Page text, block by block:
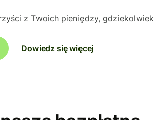
z Twoich pieniędzy, gdziekolwiek
Dowiedz się więcej